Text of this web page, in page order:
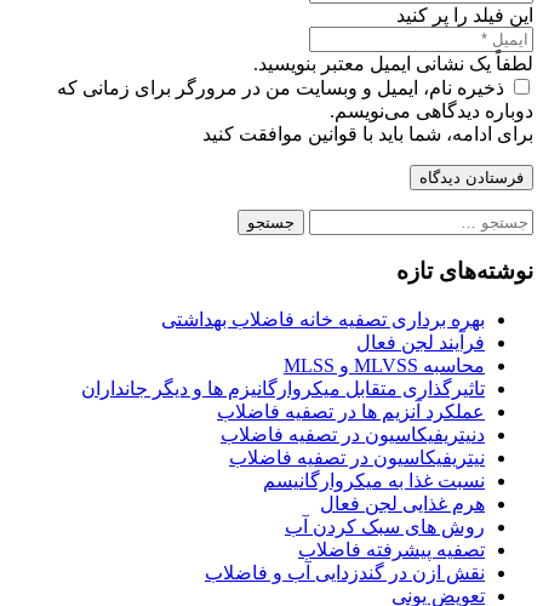
این فیلد را پر کنید
لطفاً یک نشانی ایمیل معتبر بنویسید.
ذخیره نام، ایمیل و وبسایت من در مرورگر برای زمانی که
دوباره دیدگاهی می‌نویسم.
برای ادامه، شما باید با قوانین موافقت کنید
فرستادن دیدگاه
جستجو
نوشته‌های تازه
بهره برداری تصفیه خانه فاضلاب بهداشتی
فرآیند لجن فعال
محاسبه MLVSS و MLSS
تاثیرگذاری متقابل میکروارگانیزم ها و دیگر جانداران
عملکرد آنزیم ها در تصفیه فاضلاب
دنیتریفیکاسیون در تصفیه فاضلاب
نیتریفیکاسیون در تصفیه فاضلاب
نسبت غذا به میکروارگانیسم
هرم غذایی لجن فعال
روش های سبک کردن آب
تصفیه پیشرفته فاضلاب
نقش ازن در گندزدایی آب و فاضلاب
تعویض یونی